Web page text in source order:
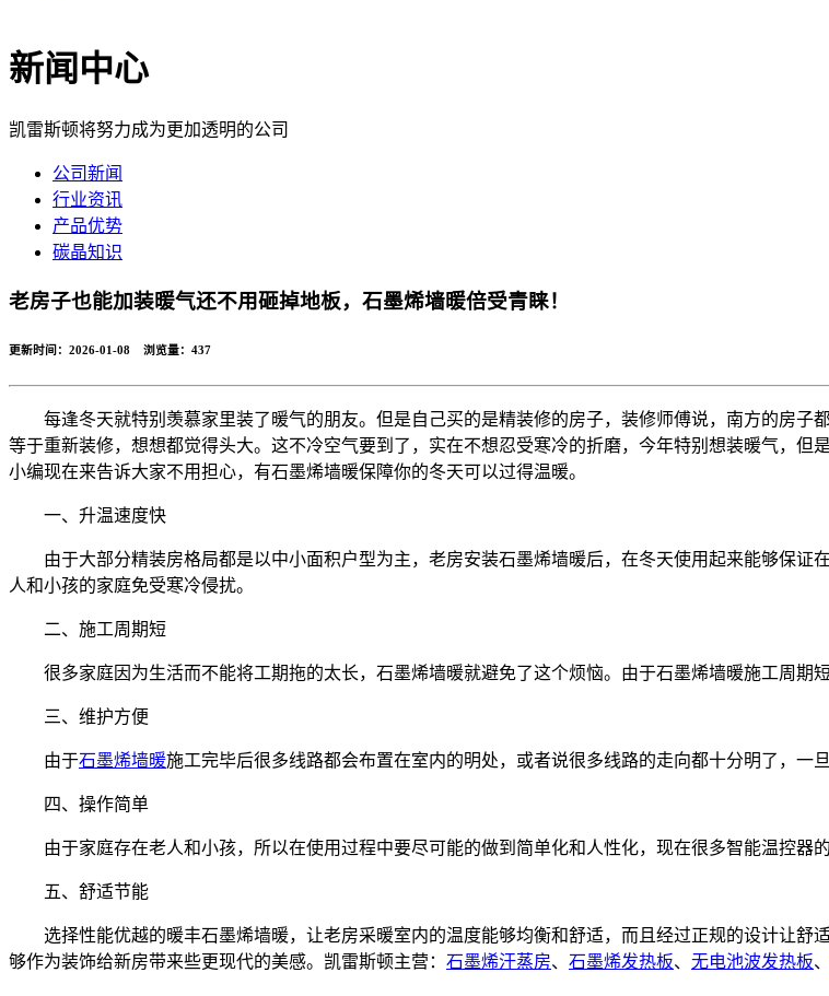
新闻中心
凯雷斯顿将努力成为更加透明的公司
公司新闻
行业资讯
产品优势
碳晶知识
老房子也能加装暖气还不用砸掉地板，石墨烯墙暖倍受青睐！
更新时间：2026-01-08 浏览量： 437
每逢冬天就特别羡慕家里装了暖气的朋友。但是自己买的是精装修的房子，装修师傅说，南方的房
等于重新装修，想想都觉得头大。这不冷空气要到了，实在不想忍受寒冷的折磨，今年特别想装暖气，但
小编现在来告诉大家不用担心，有石墨烯墙暖保障你的冬天可以过得温暖。
一、升温速度快
由于大部分精装房格局都是以中小面积户型为主，老房安装石墨烯墙暖后，在冬天使用起来能够保
人和小孩的家庭免受寒冷侵扰。
二、施工周期短
很多家庭因为生活而不能将工期拖的太长，石墨烯墙暖就避免了这个烦恼。由于石墨烯墙暖施工周期
三、维护方便
由于石墨烯墙暖施工完毕后很多线路都会布置在室内的明处，或者说很多线路的走向都十分明了，一
四、操作简单
由于家庭存在老人和小孩，所以在使用过程中要尽可能的做到简单化和人性化，现在很多智能温控器
五、舒适节能
选择性能优越的暖丰石墨烯墙暖，让老房采暖室内的温度能够均衡和舒适，而且经过正规的设计让
够作为装饰给新房带来些更现代的美感。 凯雷斯顿主营： 石墨烯汗蒸房、 石墨烯发热板、 无电池波发热板、